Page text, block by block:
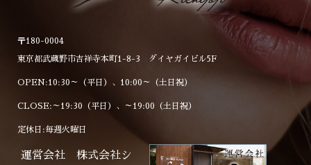
〒180-0004
東京都武蔵野市吉祥寺本町1-8-3 ダイヤガイビル5F
OPEN:10:30～（平日）、10:00～（土日祝）
CLOSE:～19:30（平日）、～19:00（土日祝）
定休日:毎週火曜日
運営会社 株式会社シ